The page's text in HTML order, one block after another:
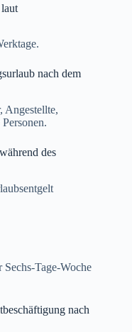
nach dem
Angestellte,
des
Tage-Woche
nach